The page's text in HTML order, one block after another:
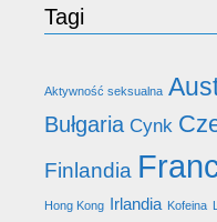
Tagi
Aktywność seksualna
Bułgaria Cynk
Finlandia
Hong Kong Irlandia Kofeina